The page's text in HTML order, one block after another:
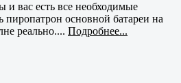
и вас есть все необходимые
пиропатрон основной батареи на
реально.... Подробнее...